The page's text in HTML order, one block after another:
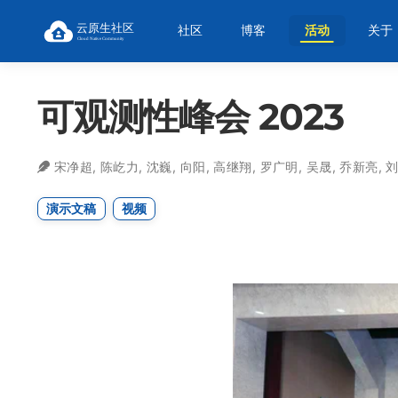
社区 博客 活动 关于
可观测性峰会 2023
宋净超, 陈屹力,沈巍, 向阳, 高继翔, 罗广明, 吴晟,乔新亮,
演示文稿 视频